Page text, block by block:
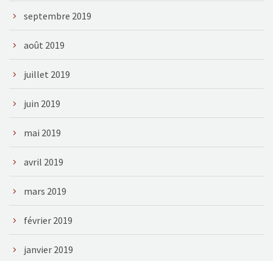
septembre 2019
août 2019
juillet 2019
juin 2019
mai 2019
avril 2019
mars 2019
février 2019
janvier 2019